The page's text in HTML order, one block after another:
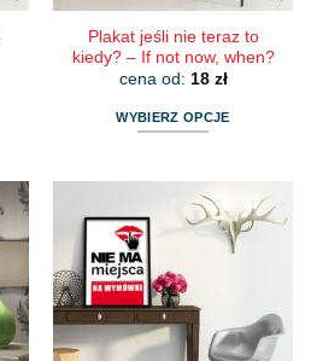
Plakat jeśli nie teraz to
kiedy? – If not now, when?
cena od: 18 zł
WYBIERZ OPCJE
wiele
wariantów.
Opcje
można
wybrać
na